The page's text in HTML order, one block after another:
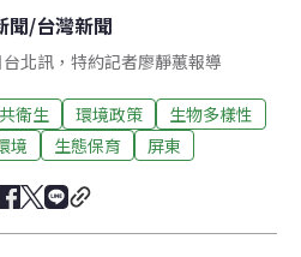
聞/台灣新聞
北訊，特約記者廖靜蕙報導
衛生 環境政策
生物多樣性
境 生態保育 屏東